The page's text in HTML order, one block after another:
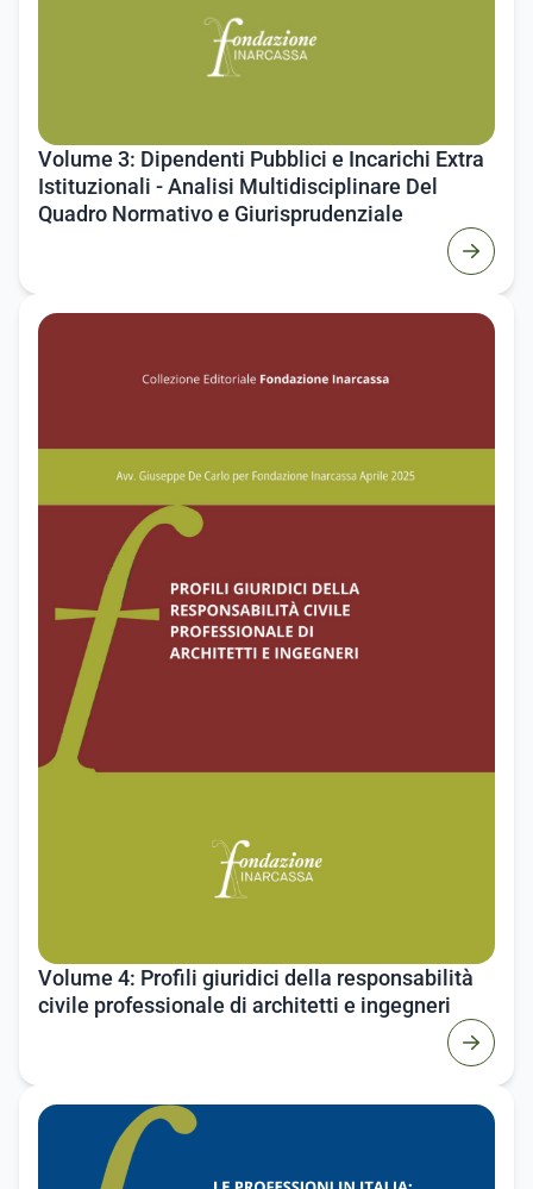
Volume 3: Dipendenti Pubblici e Incarichi Extra
Istituzionali - Analisi Multidisciplinare Del
Quadro Normativo e Giurisprudenziale
Volume 4: Profili giuridici della responsabilità
civile professionale di architetti e ingegneri